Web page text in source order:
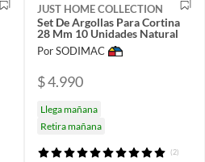
JUST HOME COLLECTION
Set De Argollas Para Cortina
28 Mm 10 Unidades Natural
Por SODIMAC
$ 4.990
Llega mañana
Retira mañana
(2)